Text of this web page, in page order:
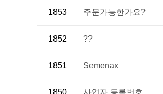
1853 주문가능한가요?
1852 ??
1851 Semenax